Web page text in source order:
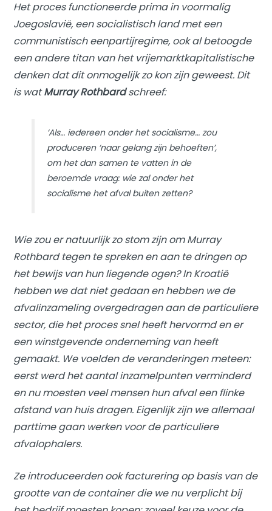
Het proces functioneerde prima in voormalig
Joegoslavië, een socialistisch land met een
communistisch eenpartijregime, ook al betoogde
een andere titan van het vrijemarktkapitalistische
denken dat dit onmogelijk zo kon zijn geweest. Dit
is watMurray Rothbardschreef:
‘Als… iedereen onder het socialisme… zou
produceren ‘naar gelang zijn behoeften’,
om het dan samen te vatten in de
beroemde vraag: wie zal onder het
socialisme het afval buiten zetten?
Wie zou er natuurlijk zo stom zijn om Murray
Rothbard tegen te spreken en aan te dringen op
het bewijs van hun liegende ogen? In Kroatië
hebben we dat niet gedaan en hebben we de
afvalinzameling overgedragen aan de particuliere
sector, die het proces snel heeft hervormd en er
een winstgevende onderneming van heeft
gemaakt. We voelden de veranderingen meteen:
eerst werd het aantal inzamelpunten verminderd
en nu moesten veel mensen hun afval een flinke
afstand van huis dragen. Eigenlijk zijn we allemaal
parttime gaan werken voor de particuliere
afvalophalers.
Ze introduceerden ook facturering op basis van de
grootte van de container die we nu verplicht bij